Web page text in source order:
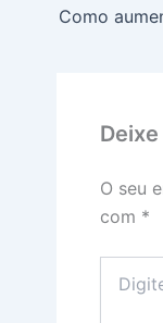
O seu
com *
aqui...